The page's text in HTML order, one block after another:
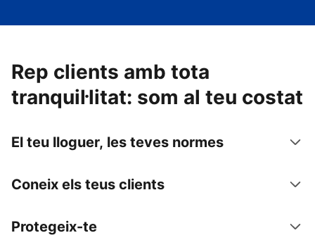
Rep clients amb tota
tranquil·litat: som al teu costat
El teu lloguer, les teves normes
Coneix els teus clients
Protegeix-te